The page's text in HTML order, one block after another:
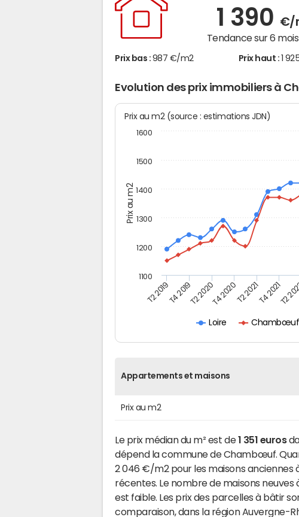
1 390 €/
Tendance sur 6 mois
Prix bas : 987 €/m2 Prix haut : 1
Evolution des prix immobiliers à
Prix au m2
Prix au m2 (source : estimations JDN)
Loire Chambœuf
T2 2019T4 2019T2 2020T4 2020T2 2021T4 2021T2
1100
1200
1300
1400
1500
1600
Appartements et maisons
Prix au m2
Le prix médian du m² est de1 351 euros
dépend la commune de Chambœuf.
2 046 €/m2 pour les maisons anciennes
récentes. Le nombre de maisons
est faible. Les prix des parcelles à bâtir
comparaison, dans la région Auvergne-